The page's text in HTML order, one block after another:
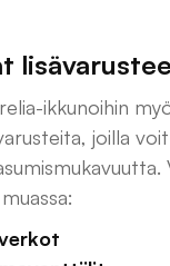
ikkunoihin
joilla